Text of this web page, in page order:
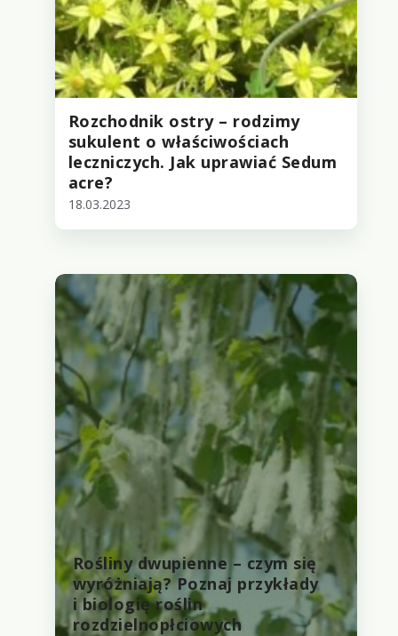
Rozchodnik ostry – rodzimy
sukulent o właściwościach
leczniczych. Jak uprawiać Sedum
acre?
18.03.2023
Rośliny dwupienne – czym się
wyróżniają? Poznaj przykłady
i biologię roślin
rozdzielnopłciowych